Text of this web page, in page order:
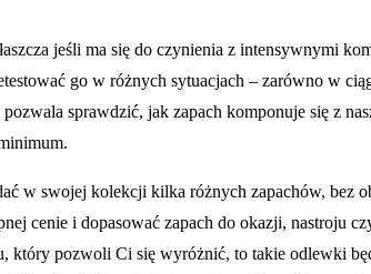
jeśli ma się do czynienia z intensywnymi
go w różnych sytuacjach – zarówno w
sprawdzić, jak zapach komponuje się z
w swojej kolekcji kilka różnych zapachów, bez
cenie i dopasować zapach do okazji, nastroju
pozwoli Ci się wyróżnić, to takie odlewki